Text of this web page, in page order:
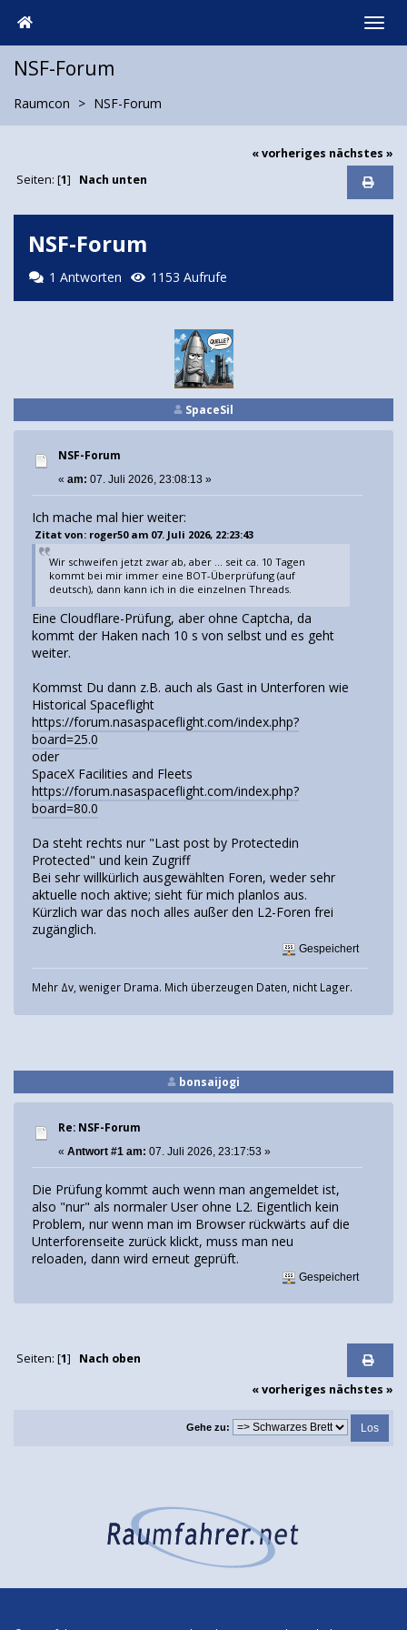
NSF-Forum
Raumcon NSF-Forum
« vorheriges nächstes »
Seiten: [1] Nach unten
NSF-Forum
1 Antworten 1153 Aufrufe
SpaceSil
NSF-Forum
« am: 07. Juli 2026, 23:08:13 »
Ich mache mal hier weiter:
Zitat von: roger50 am 07. Juli 2026, 22:23:43
Wir schweifen jetzt zwar ab, aber ... seit ca. 10 Tagen
kommt bei mir immer eine BOT-Überprüfung (auf
deutsch), dann kann ich in die einzelnen Threads.
Eine Cloudflare-Prüfung, aber ohne Captcha, da
kommt der Haken nach 10 s von selbst und es geht
weiter.
Kommst Du dann z.B. auch als Gast in Unterforen wie
Historical Spaceflight
https://forum.nasaspaceflight.com/index.php?
board=25.0
oder
SpaceX Facilities and Fleets
https://forum.nasaspaceflight.com/index.php?
board=80.0
Da steht rechts nur "Last post by Protectedin
Protected" und kein Zugriff
Bei sehr willkürlich ausgewählten Foren, weder sehr
aktuelle noch aktive; sieht für mich planlos aus.
Kürzlich war das noch alles außer den L2-Foren frei
zugänglich.
Gespeichert
Mehr Δv, weniger Drama. Mich überzeugen Daten, nicht Lager.
bonsaijogi
Re: NSF-Forum
« Antwort #1 am: 07. Juli 2026, 23:17:53 »
Die Prüfung kommt auch wenn man angemeldet ist,
also "nur" als normaler User ohne L2. Eigentlich kein
Problem, nur wenn man im Browser rückwärts auf die
Unterforenseite zurück klickt, muss man neu
reloaden, dann wird erneut geprüft.
Gespeichert
Seiten: [1] Nach oben
« vorheriges nächstes »
Gehe zu: